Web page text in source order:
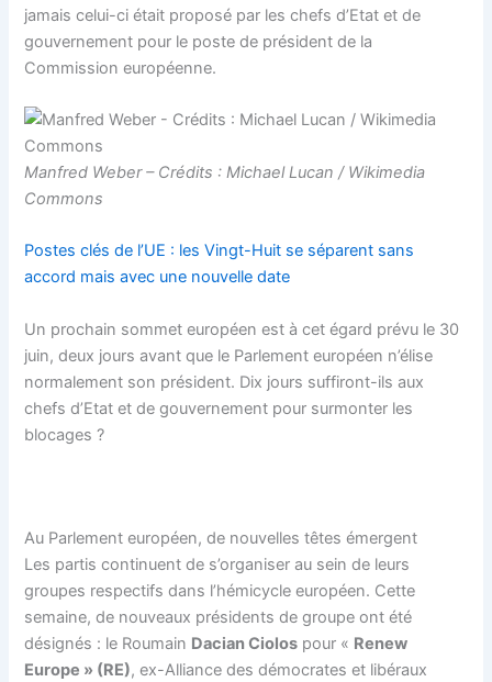
jamais celui-ci était proposé par les chefs d’Etat et de
gouvernement pour le poste de président de la
Commission européenne.
Manfred Weber – Crédits : Michael Lucan / Wikimedia
Commons
Postes clés de l’UE : les Vingt-Huit se séparent sans
accord mais avec une nouvelle date
Un prochain sommet européen est à cet égard prévu le 30
juin, deux jours avant que le Parlement européen n’élise
normalement son président. Dix jours suffiront-ils aux
chefs d’Etat et de gouvernement pour surmonter les
blocages ?
Au Parlement européen, de nouvelles têtes émergent
Les partis continuent de s’organiser au sein de leurs
groupes respectifs dans l’hémicycle européen. Cette
semaine, de nouveaux présidents de groupe ont été
désignés : le Roumain Dacian Ciolos pour « Renew
Europe » (RE), ex-Alliance des démocrates et libéraux